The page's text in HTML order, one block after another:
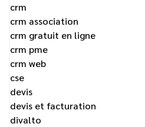
crm
crm association
crm gratuit en ligne
crm pme
crm web
cse
devis
devis et facturation
divalto